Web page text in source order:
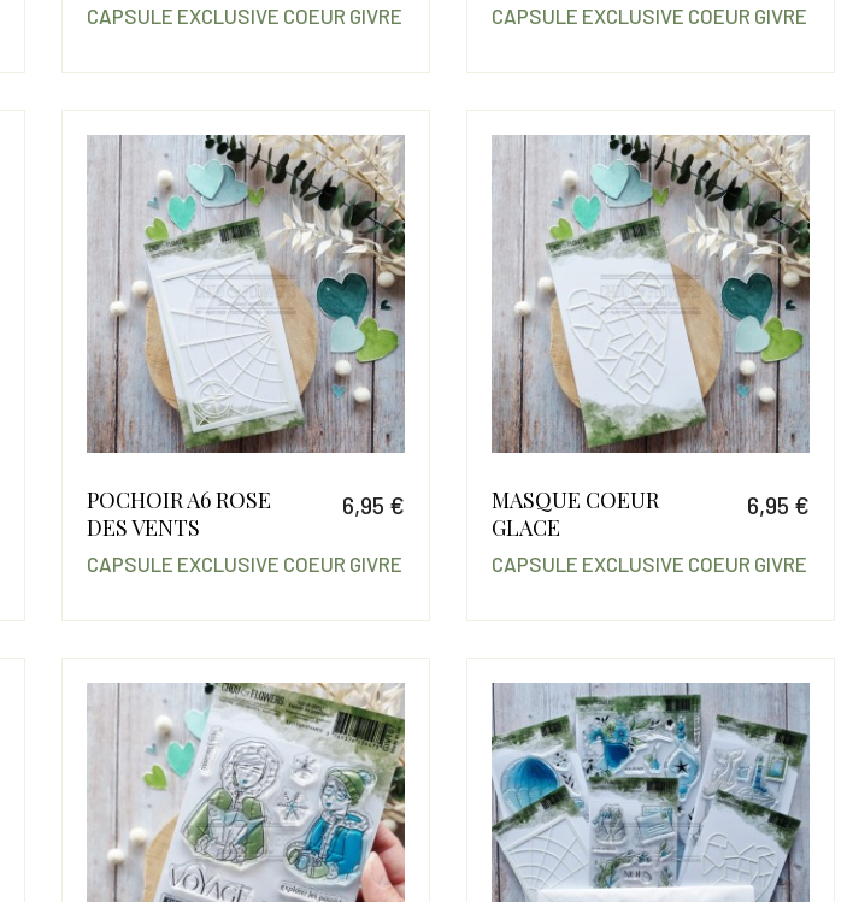
CAPSULE EXCLUSIVE COEUR GIVRE CAPSULE EXCLUSIVE COEUR GIVRE
POCHOIR A6 ROSE
DES VENTS
6,95 €
CAPSULE EXCLUSIVE COEUR GIVRE
MASQUE COEUR
GLACE
6,95 €
CAPSULE EXCLUSIVE COEUR GIVRE